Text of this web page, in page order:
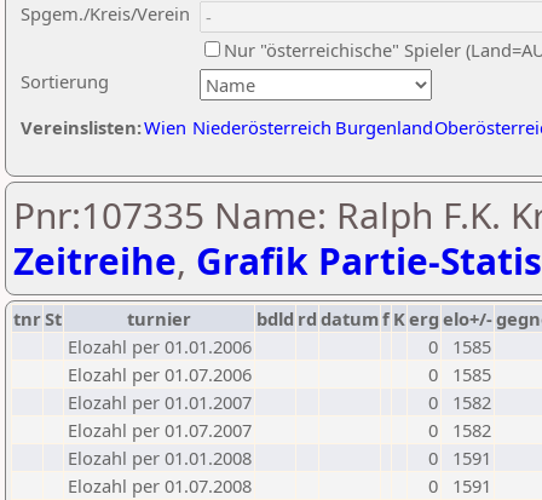
Sortierung
Spgem./Kreis/Verein
Nur "österreichische" Spieler
Vereinslisten:Wien Niederösterreich Burgenland
Pnr:107335 Name: Ralph F.K.
Zeitreihe, Grafik Partie-
tnrSt turnier bdld rd datumf Kerg elo+/-
Elozahl per 01.01.2006
0
1585
Elozahl per 01.07.2006
0
1585
Elozahl per 01.01.2007
0
1582
Elozahl per 01.07.2007
0
1582
Elozahl per 01.01.2008
0
1591
Elozahl per 01.07.2008
0
1591